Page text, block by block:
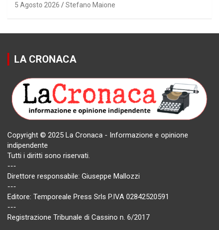
5 Agosto 2026 Stefano Maione
LA CRONACA
Copyright © 2025 La Cronaca - Informazione e opinione
indipendente
Tutti i diritti sono riservati.
---
Direttore responsabile: Giuseppe Mallozzi
---
Editore: Temporeale Press Srls P.IVA 02842520591
---
Registrazione Tribunale di Cassino n. 6/2017